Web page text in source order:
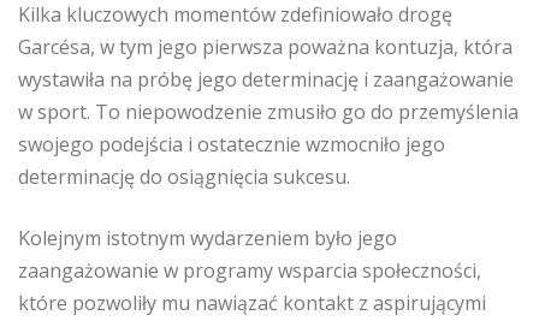
Kilka kluczowych momentów zdefiniowało drogę
Garcésa, w tym jego pierwsza poważna kontuzja, która
wystawiła na próbę jego determinację i zaangażowanie
w sport. To niepowodzenie zmusiło go do przemyślenia
swojego podejścia i ostatecznie wzmocniło jego
determinację do osiągnięcia sukcesu.
Kolejnym istotnym wydarzeniem było jego
zaangażowanie w programy wsparcia społeczności,
które pozwoliły mu nawiązać kontakt z aspirującymi